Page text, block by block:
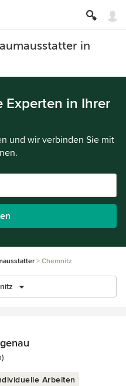
in
Experten in Ihrer
und wir verbinden Sie mit
Chemnitz
von 5 Sternen
Arbeiten